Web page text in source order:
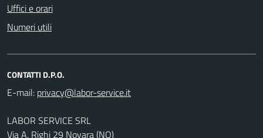
Uffici e orari
Numeri utili
CONTATTI D.P.O.
E-mail:
LABOR SERVICE SRL
Via A. Righi 29 Novara (NO)